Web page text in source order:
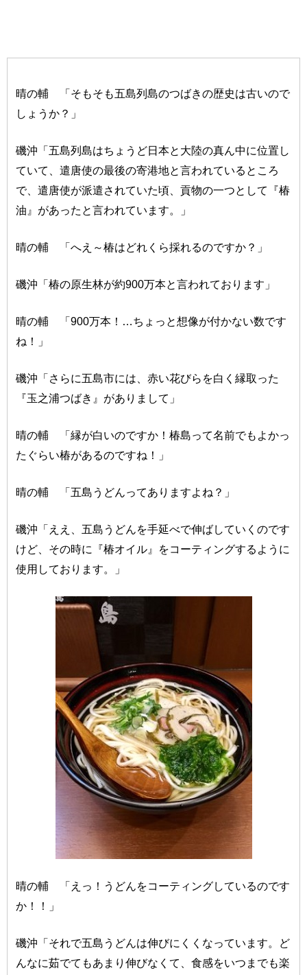
晴の輔 「そもそも五島列島のつばきの歴史は古いので
しょうか？」
磯沖「五島列島はちょうど日本と大陸の真ん中に位置し
ていて、遣唐使の最後の寄港地と言われているところ
で、遣唐使が派遣されていた頃、貢物の一つとして『椿
油』があったと言われています。」
晴の輔 「へえ～椿はどれくら採れるのですか？」
磯沖「椿の原生林が約900万本と言われております」
晴の輔 「900万本！…ちょっと想像が付かない数です
ね！」
磯沖「さらに五島市には、赤い花びらを白く縁取った
『玉之浦つばき』がありまして」
晴の輔 「縁が白いのですか！椿島って名前でもよかっ
たぐらい椿があるのですね！」
晴の輔 「五島うどんってありますよね？」
磯沖「ええ、五島うどんを手延べで伸ばしていくのです
けど、その時に『椿オイル』をコーティングするように
使用しております。」
晴の輔 「えっ！うどんをコーティングしているのです
か！！」
磯沖「それで五島うどんは伸びにくくなっています。ど
んなに茹でてもあまり伸びなくて、食感をいつまでも楽